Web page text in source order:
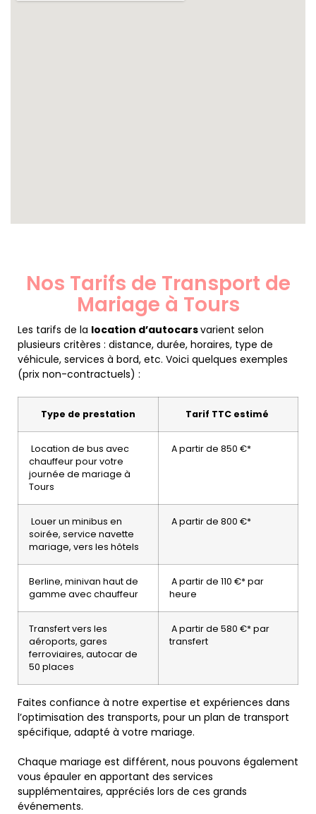
Nos Tarifs de Transport de
Mariage à Tours
Les tarifs de la location d’autocarsvarient selon
plusieurs critères : distance, durée, horaires, type de
véhicule, services à bord, etc. Voici quelques exemples
(prix non-contractuels) :
Type de prestation Tarif TTC estimé
Location de bus avec
chauffeur pour votre
journée de mariage à
Tours
A partir de 850 €*
Louer un minibus en
soirée, service navette
mariage, vers les hôtels
A partir de 800 €*
Berline, minivan haut de
gamme avec chauffeur
A partir de 110 €* par
heure
Transfert vers les
aéroports, gares
ferroviaires, autocar de
50 places
A partir de 580 €* par
transfert
Faites confiance à notre expertise et expériences dans
l’optimisation des transports, pour un plan de transport
spécifique, adapté à votre mariage.
Chaque mariage est différent, nous pouvons également
vous épauler en apportant des services
supplémentaires, appréciés lors de ces grands
événements.